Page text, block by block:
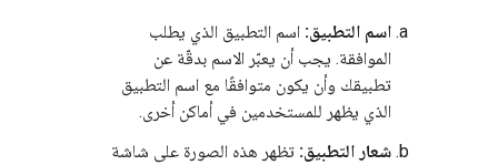
اسم التطبيق: اسم التطبيق الذي يطلب
الموافقة. يجب أن يعبّر الاسم بدقّة عن
تطبيقك وأن يكون متوافقًا مع اسم التطبيق
الذي يظهر للمستخدمين في أماكن أخرى.
شعار التطبيق: تظهر هذه الصورة على شاشة